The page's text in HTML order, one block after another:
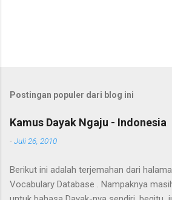
Postingan populer dari blog ini
Kamus Dayak Ngaju - Indonesia
-Juli 26, 2010
Berikut ini adalah terjemahan dari
Vocabulary Database . Nampaknya